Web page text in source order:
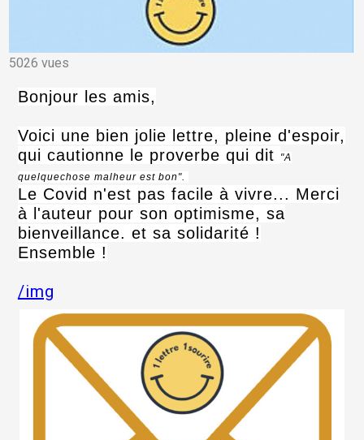
5026 vues
Bonjour les amis,
Voici une bien jolie lettre, pleine d'espoir,
qui cautionne le proverbe qui dit
"A
quelquechose malheur est bon".
Le Covid n'est pas facile à vivre... Merci
à l'auteur pour son optimisme, sa
bienveillance. et sa solidarité !
Ensemble !
/img